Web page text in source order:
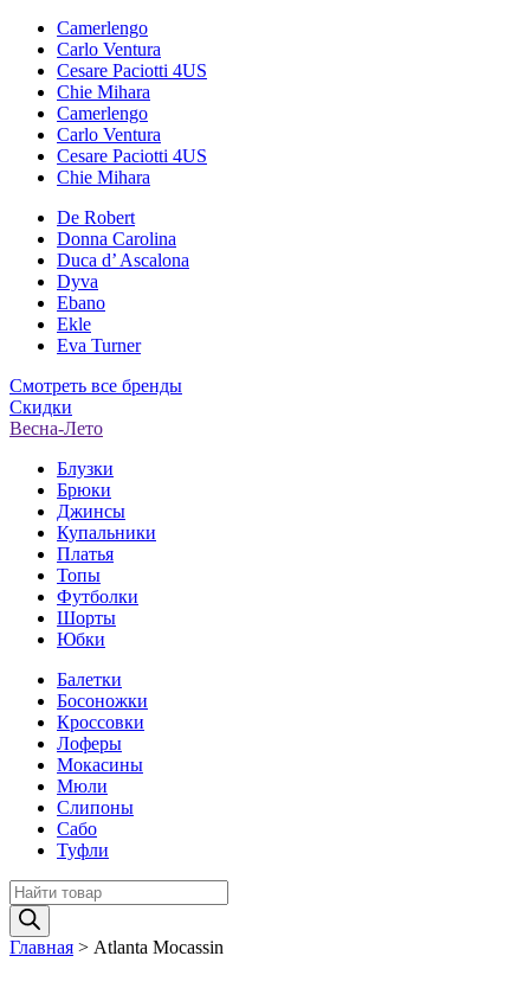
Camerlengo
Carlo Ventura
Cesare Paciotti 4US
Chie Mihara
Camerlengo
Carlo Ventura
Cesare Paciotti 4US
Chie Mihara
De Robert
Donna Carolina
Duca d’ Ascalona
Dyva
Ebano
Ekle
Eva Turner
Смотреть все бренды
Скидки
Весна-Лето
Блузки
Брюки
Джинсы
Купальники
Платья
Топы
Футболки
Шорты
Юбки
Балетки
Босоножки
Кроссовки
Лоферы
Мокасины
Мюли
Слипоны
Сабо
Туфли
Поиск
товаров
Главная > Atlanta Mocassin